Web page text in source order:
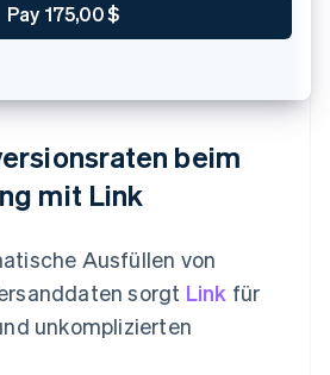
Zahle 90,00 €
beim
mit Link
Ausfüllen von
sorgt Link für
unkomplizierten